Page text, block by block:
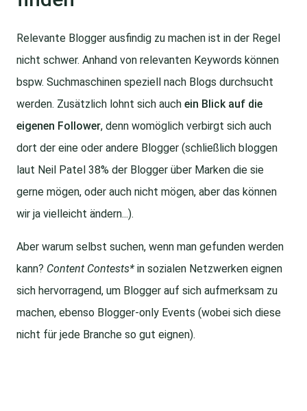
Relevante Blogger ausfindig zu machen ist in der Regel
nicht schwer. Anhand von relevanten Keywords können
bspw. Suchmaschinen speziell nach Blogs durchsucht
werden. Zusätzlich lohnt sich auch ein Blick auf die
eigenen Follower, denn womöglich verbirgt sich auch
dort der eine oder andere Blogger (schließlich bloggen
laut Neil Patel 38% der Blogger über Marken die sie
gerne mögen, oder auch nicht mögen, aber das können
wir ja vielleicht ändern...).
Aber warum selbst suchen, wenn man gefunden werden
kann? Content Contests* in sozialen Netzwerken eignen
sich hervorragend, um Blogger auf sich aufmerksam zu
machen, ebenso Blogger-only Events (wobei sich diese
nicht für jede Branche so gut eignen).